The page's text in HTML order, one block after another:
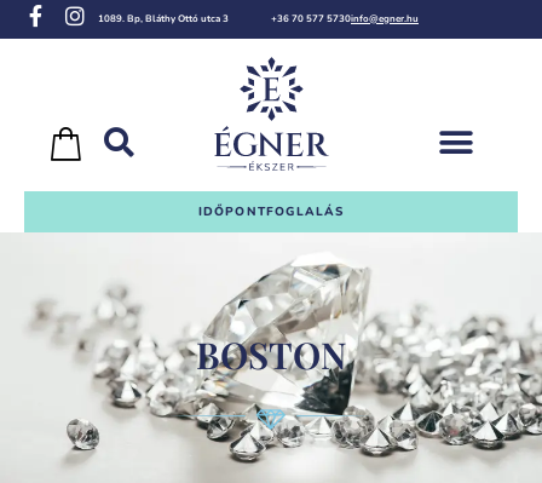
1089. Bp, Bláthy Ottó utca 3 +36 70 577 5730info@egner.hu
IDŐPONTFOGLALÁS
BOSTON